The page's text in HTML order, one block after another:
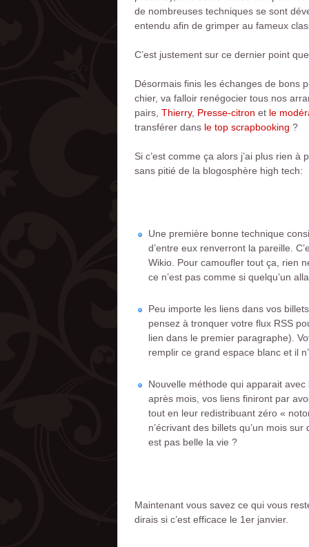
de nombreuses techniques se sont
entendu afin de grimper au fameux
C’est justement sur ce dernier point
Désormais finis les échanges de bons
chier, va falloir renégocier tous nos
pairs, Thierry, Presse-citron et le
transférer dans le top scrapbooking ?
Si c’est comme ça alors j’ai plus rien
sans pitié de la blogosphère high tech:
Une première bonne technique
d’entre eux renverront la pareille.
Wikio. Pour camoufler tout ça, rien
ce n’est pas comme si quelqu’un
Peu importe les liens dans vos
pensez à tronquer votre flux RSS
lien dans le premier paragraphe).
remplir ce grand espace blanc et il
Nouvelle méthode qui apparait
après mois, vos liens finiront par
tout en leur redistribuant zéro «
n’écrivant des billets qu’un mois
est pas belle la vie ?
Maintenant vous savez ce qui vous
dirais si c’est efficace le 1er janvier.